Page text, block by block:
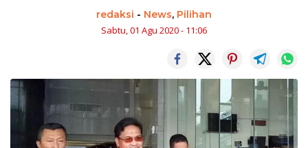
redaksi - News, Pilihan
Sabtu, 01 Agu 2020 - 11:06